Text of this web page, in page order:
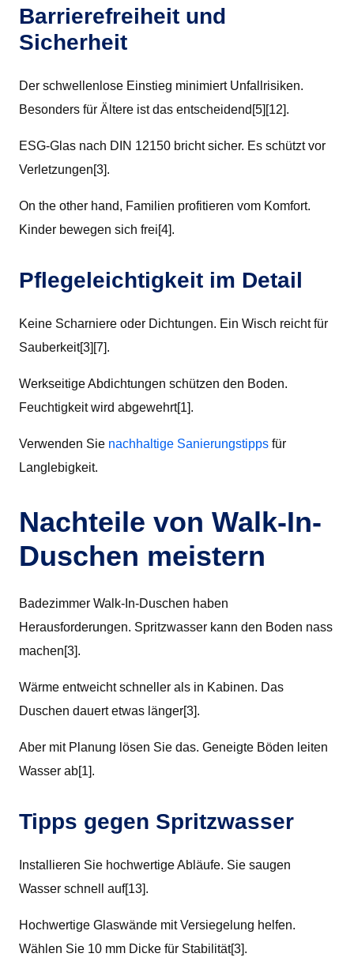
Barrierefreiheit und
Sicherheit
Der schwellenlose Einstieg minimiert Unfallrisiken.
Besonders für Ältere ist das entscheidend[5][12].
ESG-Glas nach DIN 12150 bricht sicher. Es schützt vor
Verletzungen[3].
On the other hand, Familien profitieren vom Komfort.
Kinder bewegen sich frei[4].
Pflegeleichtigkeit im Detail
Keine Scharniere oder Dichtungen. Ein Wisch reicht für
Sauberkeit[3][7].
Werkseitige Abdichtungen schützen den Boden.
Feuchtigkeit wird abgewehrt[1].
Verwenden Sie nachhaltige Sanierungstipps für
Langlebigkeit.
Nachteile von Walk-In-
Duschen meistern
Badezimmer Walk-In-Duschen haben
Herausforderungen. Spritzwasser kann den Boden nass
machen[3].
Wärme entweicht schneller als in Kabinen. Das
Duschen dauert etwas länger[3].
Aber mit Planung lösen Sie das. Geneigte Böden leiten
Wasser ab[1].
Tipps gegen Spritzwasser
Installieren Sie hochwertige Abläufe. Sie saugen
Wasser schnell auf[13].
Hochwertige Glaswände mit Versiegelung helfen.
Wählen Sie 10 mm Dicke für Stabilität[3].